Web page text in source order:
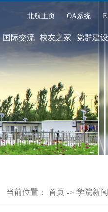
北航主页 OA系统
国际交流 校友之家 党群建设
当前位置： 首页 -> 学院新闻